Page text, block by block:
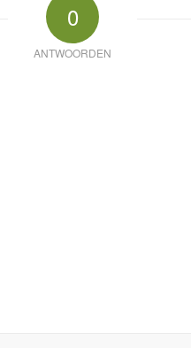
0
ANTWOORDEN